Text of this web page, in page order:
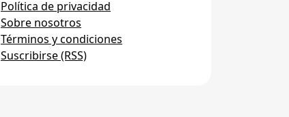
Política de privacidad
Sobre nosotros
Términos y condiciones
Suscribirse (RSS)